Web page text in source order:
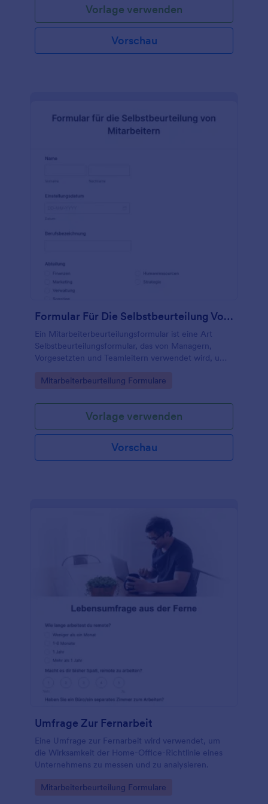
Vorlage verwenden
Vorschau
Formular Für Die Selbstbeurteilung Von Mitarbeitern
Ein Mitarbeiterbeurteilungsformular ist eine Art
Selbstbeurteilungsformular, das von Managern,
Vorgesetzten und Teamleitern verwendet wird, um
bewerten.
Go to Category:
Mitarbeiterbeurteilung Formulare
Vorlage verwenden
Vorschau
Umfrage Zur Fernarbeit
Eine Umfrage zur Fernarbeit wird verwendet, um
die Wirksamkeit der Home-Office-Richtlinie eines
Unternehmens zu messen und zu analysieren.
Go to Category:
Mitarbeiterbeurteilung Formulare